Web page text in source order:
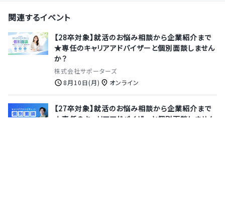
関連するイベント
【28卒対象】就活のお悩み相談から企業紹介まで
★専任のキャリアアドバイザーと個別面談しません
か？
株式会社サポーターズ
8月10日(月)
オンライン
【27卒対象】就活のお悩み相談から企業紹介まで
★専任のキャリアアドバイザーと個別面談しません